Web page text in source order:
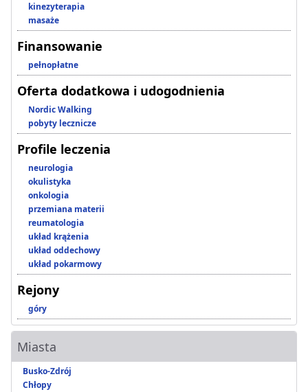
kinezyterapia
masaże
Finansowanie
pełnopłatne
Oferta dodatkowa i udogodnienia
Nordic Walking
pobyty lecznicze
Profile leczenia
neurologia
okulistyka
onkologia
przemiana materii
reumatologia
układ krążenia
układ oddechowy
układ pokarmowy
Rejony
góry
Miasta
Busko-Zdrój
Chłopy